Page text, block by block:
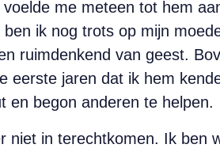
me meteen tot hem
ik nog trots op mijn
ruimdenkend van geest.
eerste jaren dat ik hem
en begon anderen te helpen.
in terechtkomen. Ik ben